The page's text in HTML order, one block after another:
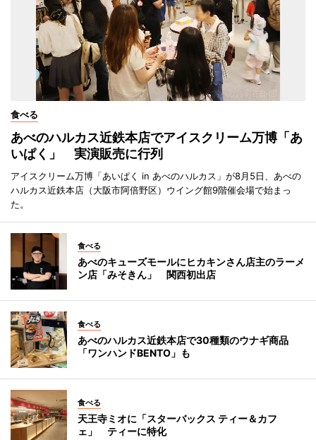
食べる
あべのハルカス近鉄本店でアイスクリーム万博「あ
いぱく」 実演販売に行列
アイスクリーム万博「あいぱく in あべのハルカス」が8月5日、あべの
ハルカス近鉄本店（大阪市阿倍野区）ウイング館9階催会場で始まっ
た。
食べる
あべのキューズモールにヒカキンさん店主のラーメ
ン店「みそきん」 関西初出店
食べる
あべのハルカス近鉄本店で30種類のウナギ商品
「ワンハンドBENTO」も
食べる
天王寺ミオに「スターバックス ティー＆カフ
ェ」 ティーに特化